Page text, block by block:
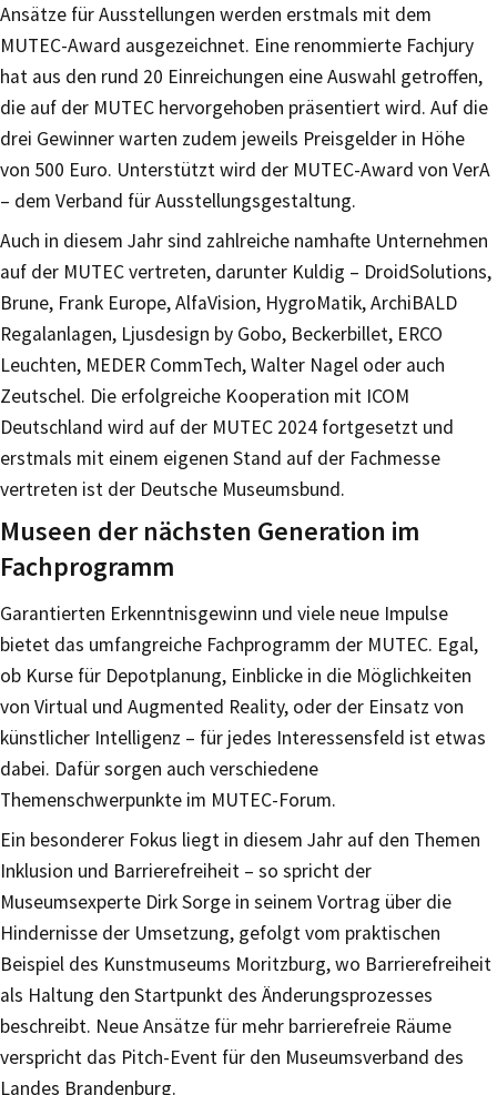
Ansätze für Ausstellungen werden erstmals mit dem
MUTEC-Award ausgezeichnet. Eine renommierte Fachjury
hat aus den rund 20 Einreichungen eine Auswahl getroffen,
die auf der MUTEC hervorgehoben präsentiert wird. Auf die
drei Gewinner warten zudem jeweils Preisgelder in Höhe
von 500 Euro. Unterstützt wird der MUTEC-Award von VerA
– dem Verband für Ausstellungsgestaltung.
Auch in diesem Jahr sind zahlreiche namhafte Unternehmen
auf der MUTEC vertreten, darunter Kuldig – DroidSolutions,
Brune, Frank Europe, AlfaVision, HygroMatik, ArchiBALD
Regalanlagen, Ljusdesign by Gobo, Beckerbillet, ERCO
Leuchten, MEDER CommTech, Walter Nagel oder auch
Zeutschel. Die erfolgreiche Kooperation mit ICOM
Deutschland wird auf der MUTEC 2024 fortgesetzt und
erstmals mit einem eigenen Stand auf der Fachmesse
vertreten ist der Deutsche Museumsbund.
Museen der nächsten Generation im
Fachprogramm
Garantierten Erkenntnisgewinn und viele neue Impulse
bietet das umfangreiche Fachprogramm der MUTEC. Egal,
ob Kurse für Depotplanung, Einblicke in die Möglichkeiten
von Virtual und Augmented Reality, oder der Einsatz von
künstlicher Intelligenz – für jedes Interessensfeld ist etwas
dabei. Dafür sorgen auch verschiedene
Themenschwerpunkte im MUTEC-Forum.
Ein besonderer Fokus liegt in diesem Jahr auf den Themen
Inklusion und Barrierefreiheit – so spricht der
Museumsexperte Dirk Sorge in seinem Vortrag über die
Hindernisse der Umsetzung, gefolgt vom praktischen
Beispiel des Kunstmuseums Moritzburg, wo Barrierefreiheit
als Haltung den Startpunkt des Änderungsprozesses
beschreibt. Neue Ansätze für mehr barrierefreie Räume
verspricht das Pitch-Event für den Museumsverband des
Landes Brandenburg.